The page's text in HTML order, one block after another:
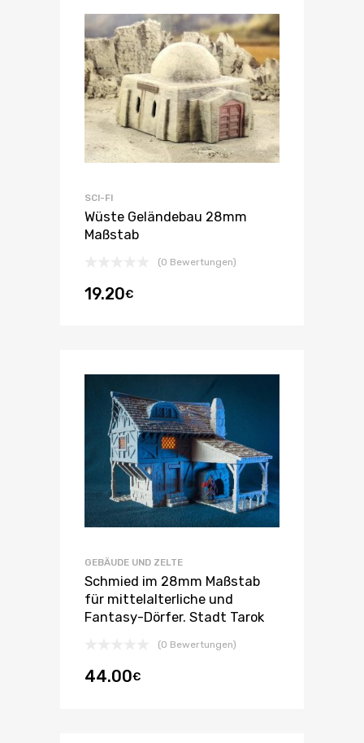
SCI-FI
Wüste Geländebau 28mm
Maßstab
(0 Bewertungen)
19.20€
GEBÄUDE UND ZELTE
Schmied im 28mm Maßstab
für mittelalterliche und
Fantasy-Dörfer. Stadt Tarok
(0 Bewertungen)
44.00€